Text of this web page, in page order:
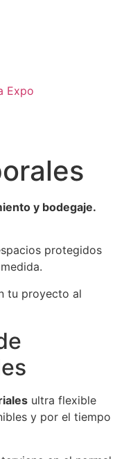
Expo
y bodegaje.
protegidos
tu proyecto al
ultra flexible
y por el tiempo